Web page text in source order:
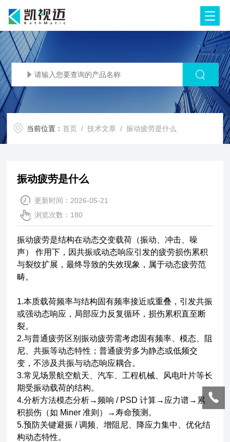
当前位置：首页 /技术文章 / 振动疲劳是什么
振动疲劳是什么
更新时间：2026-05-21
浏览次数：180
振动疲劳是结构在动态交变载荷（振动、冲击、噪
声） 作用下，因共振或动态响应引发的疲劳损伤累积
与裂纹扩展，最终导致的失效现象，属于动态疲劳范
畴。
1.本质载荷频率与结构固有频率接近或重叠，引发共振
或强动态响应，局部应力反复循环，损伤累积直至断
裂。
2.与普通疲劳区别振动疲劳需考虑固有频率、模态、阻
尼、共振等动态特性；普通疲劳多为静态或低频交
变，不涉及共振与动态响应耦合。
3.常见场景航空航天、汽车、工程机械、风电叶片等长
期受振动载荷的结构。
4.分析方法模态分析→频响 / PSD 计算→应力谱→累
积损伤（如 Miner 准则）→寿命预测。
5.预防关键避振 / 调频、增阻尼、降应力集中、优化结
构动态特性。